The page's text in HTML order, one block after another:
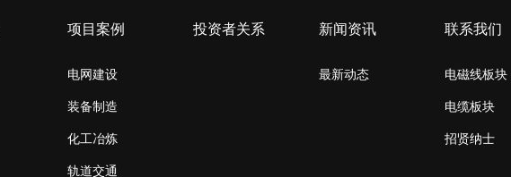
项目案例
电网建设
装备制造
化工冶炼
轨道交通
投资者关系 新闻资讯
最新动态
联系我们
电磁线板块
电缆板块
招贤纳士